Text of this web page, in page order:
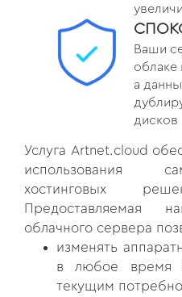
Ваши
облаке
а
дисков
Услуга Artnet.cloud
использования
хостинговых
Предоставляемая
облачного сервера
изменять
в любое время
текущим